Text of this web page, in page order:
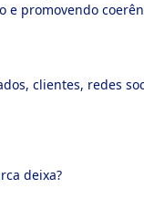
promovendo
clientes, redes
deixa?